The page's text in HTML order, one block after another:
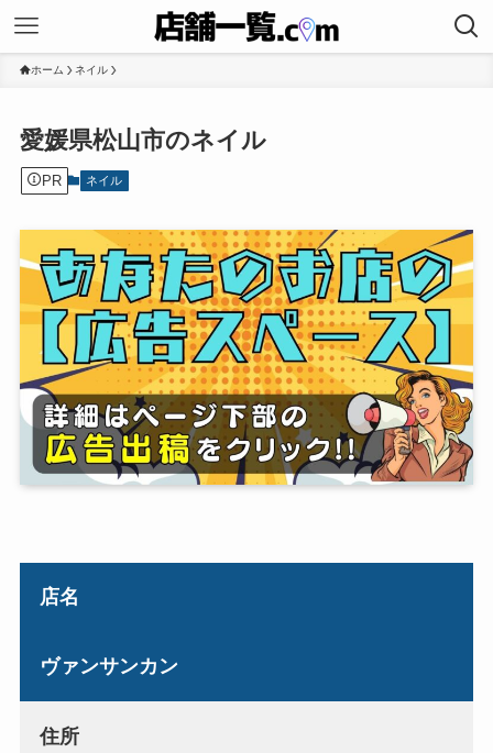
ホーム ネイル
愛媛県松山市のネイル
PR ネイル
店名
ヴァンサンカン
住所